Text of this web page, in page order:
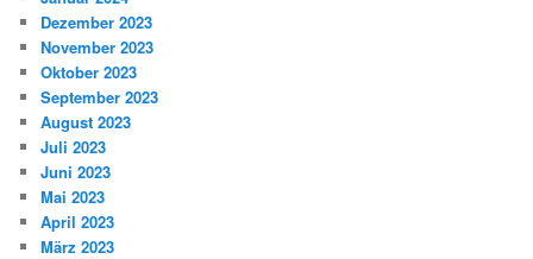
Dezember 2023
November 2023
Oktober 2023
September 2023
August 2023
Juli 2023
Juni 2023
Mai 2023
April 2023
März 2023